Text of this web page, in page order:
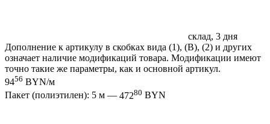
склад, 3 дня
Дополнение к артикулу в скобках вида (1), (B), (2) и других
означает наличие модификаций товара. Модификации имеют
точно такие же параметры, как и основной артикул.
9456 BYN/м
Пакет (полиэтилен): 5 м — 47280 BYN